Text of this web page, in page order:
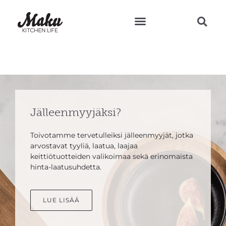
Jälleenmyyjäksi?
Toivotamme tervetulleiksi jälleenmyyjät, jotka
arvostavat tyyliä, laatua, laajaa
keittiötuotteiden valikoimaa sekä erinomaista
hinta-laatusuhdetta.
LUE LISÄÄ